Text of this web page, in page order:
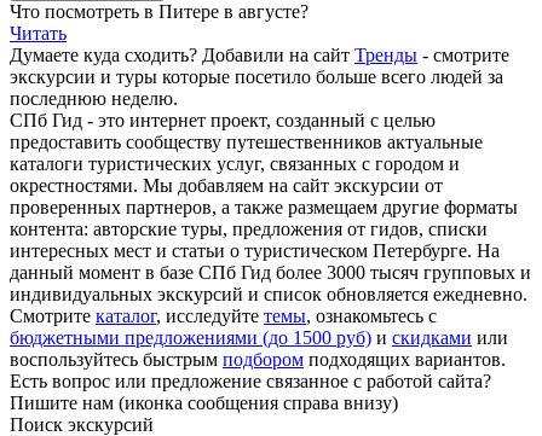
Что посмотреть в Питере в августе?
Читать
Думаете куда сходить? Добавили на сайт Тренды - смотрите
экскурсии и туры которые посетило больше всего людей за
последнюю неделю.
СПб Гид - это интернет проект, созданный с целью
предоставить сообществу путешественников актуальные
каталоги туристических услуг, связанных с городом и
окрестностями. Мы добавляем на сайт экскурсии от
проверенных партнеров, а также размещаем другие форматы
контента: авторские туры, предложения от гидов, списки
интересных мест и статьи о туристическом Петербурге. На
данный момент в базе СПб Гид более 3000 тысяч групповых и
индивидуальных экскурсий и список обновляется ежедневно.
Смотрите каталог, исследуйте темы, ознакомьтесь с
бюджетными предложениями (до 1500 руб) и скидками или
воспользуйтесь быстрым подбором подходящих вариантов.
Есть вопрос или предложение связанное с работой сайта?
Пишите нам (иконка сообщения справа внизу)
Поиск экскурсий